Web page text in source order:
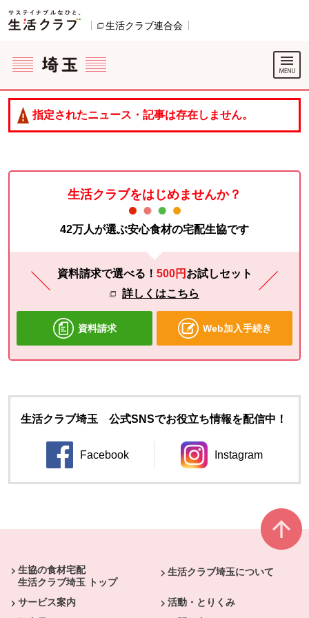
ページの先頭です。
生活クラブ連合会
ここからサイト内共通メニューです。
サイト内共通メニューをスキップする
サイト内共通メニューここまで。
指定されたニュース・記事は存在しません。
生活クラブをはじめませんか？
42万人が選ぶ安心食材の宅配生協です
資料請求で選べる！ 500円 お試しセット
詳しくはこちら
資料請求 Web加入手続き
生活クラブ埼玉 公式SNSでお役立ち情報を配信中！
Facebook
別のウィンドウで開きます。
Instagram
別のウィンドウ
生協の食材宅配
生活クラブ埼玉 トップ
生活クラブ埼玉について
サービス案内
活動・とりくみ